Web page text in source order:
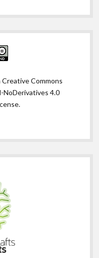
Creative Commons
4.0
.